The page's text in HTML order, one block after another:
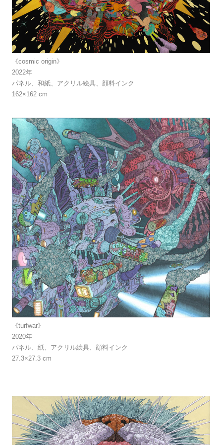
《cosmic origin》
2022年
パネル、和紙、アクリル絵具、顔料インク
162×162 cm
《turfwar》
2020年
パネル、紙、アクリル絵具、顔料インク
27.3×27.3 cm